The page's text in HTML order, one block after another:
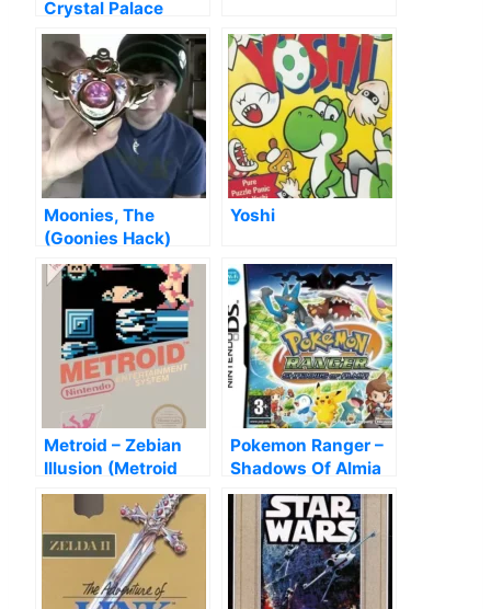
Crystal Palace
Moonies, The
(Goonies Hack)
Yoshi
Metroid – Zebian
Illusion (Metroid
Hack)
Pokemon Ranger –
Shadows Of Almia